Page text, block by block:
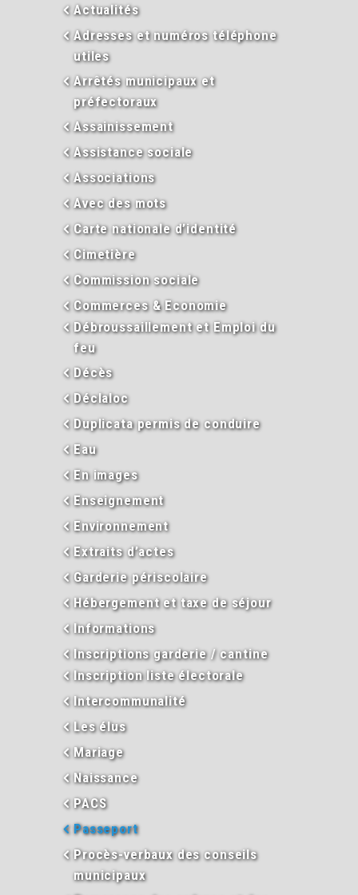
Actualités
Adresses et numéros téléphone
utiles
Arrêtés municipaux et
préfectoraux
Assainissement
Assistance sociale
Associations
Avec des mots
Carte nationale d’identité
Cimetière
Commission sociale
Commerces & Economie
Débroussaillement et Emploi du
feu
Décès
Déclaloc
Duplicata permis de conduire
Eau
En images
Enseignement
Environnement
Extraits d’actes
Garderie périscolaire
Hébergement et taxe de séjour
Informations
Inscriptions garderie / cantine
Inscription liste électorale
Intercommunalité
Les élus
Mariage
Naissance
PACS
Passeport
Procès-verbaux des conseils
municipaux